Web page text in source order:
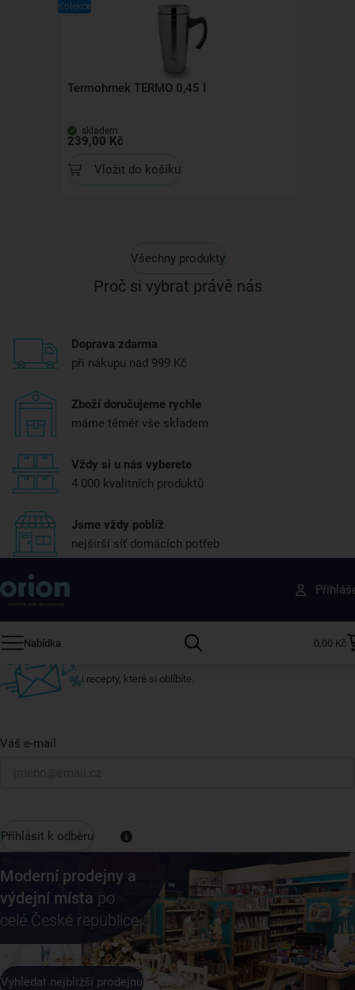
Kolekce
Termohrnek TERMO 0,45 l
skladem
239,00 Kč
Vložit do košíku
Všechny produkty
Proč si vybrat právě nás
Doprava zdarma
při nákupu nad 999 Kč
Zboží doručujeme rychle
máme téměr vše skladem
Vždy si u nás vyberete
4 000 kvalitních produktů
Jsme vždy poblíž
nejširší síť domácích potřeb
Nabídka 0,00 Kč
Získejte rady, recepty a tipy na slevy dřív než
ostatní
Přihlaste se k odběru našeho newsletteru.
i recepty, které si oblíbíte.
Váš e-mail
Přihlásit k odběru
Moderní prodejny a
výdejní místa po
celé České republice
Vyhledat nejbližší prodejnu